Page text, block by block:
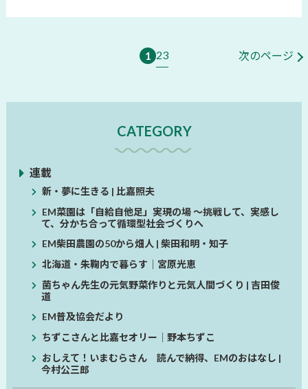
1 23 次のページ
CATEGORY
連載
新・夢に生きる | 比嘉照夫
EM菜園は「自給自他足」実現の場 ～挑戦して、実感し
て、分かち合って循環型社会づくりへ
EM柴田農園の50から畑人 | 柴田和明・知子
北海道・朱鞠内で暮らす│宮原光恵
菌ちゃん先生の元気野菜作りと元気人間づくり | 吉田俊
道
EM普及協会だより
ちずこさんと比嘉セオリー│野本ちずこ
おしえて！いまむらさん 読んで納得、EMのおはなし |
今村公三郎